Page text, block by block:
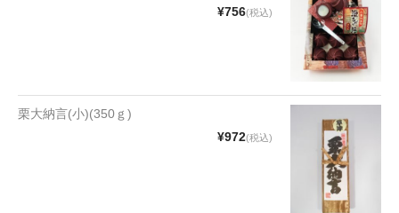
漬物・佃煮
¥756(税込)
栗大納言(小)(350ｇ)
¥972(税込)